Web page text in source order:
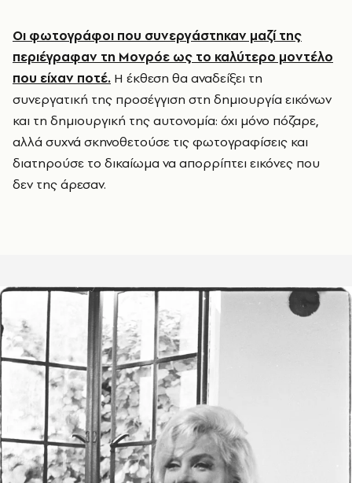
Οι φωτογράφοι που συνεργάστηκαν μαζί της
περιέγραφαν τη Μονρόε ως το καλύτερο μοντέλο
που είχαν ποτέ. Η έκθεση θα αναδείξει τη
συνεργατική της προσέγγιση στη δημιουργία εικόνων
και τη δημιουργική της αυτονομία: όχι μόνο πόζαρε,
αλλά συχνά σκηνοθετούσε τις φωτογραφίσεις και
διατηρούσε το δικαίωμα να απορρίπτει εικόνες που
δεν της άρεσαν.